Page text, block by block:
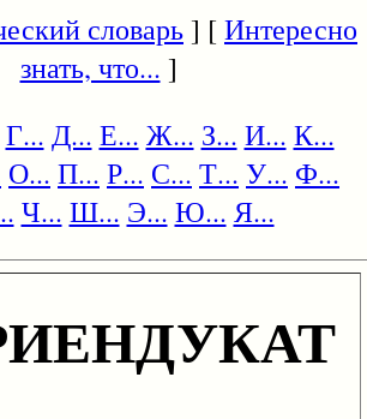
словарь] [Интересно
знать, что... ]
Г... Д... Е... Ж... З... И... К...
О... П... Р... С... Т... У... Ф...
Ч... Ш... Э... Ю... Я...